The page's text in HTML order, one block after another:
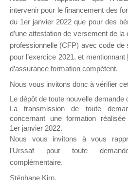
Ce groupe est destiné aux
Formation qui souhaitent
Propositions Mallette du
Ce groupe propose un forum
sur lequel il est possible de
ou poser une question.
NB : Il est nécessaire d’être
pouvoir rejoindre ce groupe
intervenir pour le financement des
du 1er janvier 2022 que pour des
d’une attestation de versement de
professionnelle (CFP) avec code de
pour l’exercice 2021, et mentionnant
d’assurance formation compétent.
Nous vous invitons donc à vérifier
Le dépôt de toute nouvelle demande
La transmission de toute
concernant une formation
1er janvier 2022.
Nous vous invitons à vous
l’Urssaf pour toute
complémentaire.
Stéphane Kirn,